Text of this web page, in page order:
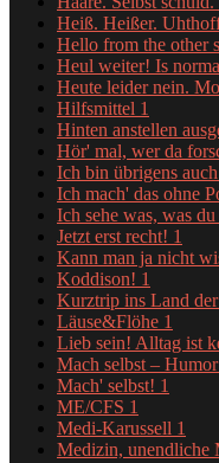
Heiß. Heißer.
Hello from the other
Heul weiter! Is
Heute leider nein.
Hilfsmittel 1
Hinten anstellen
Hör' mal, wer da
Ich bin übrigens
Ich mach' das ohne
Ich sehe was, was
Jetzt erst recht! 1
Kann man ja nicht
Koddison! 1
Kurztrip ins Land der
Läuse&Flöhe 1
Lieb sein! Alltag ist
Mach selbst –
Mach' selbst! 1
ME/CFS 1
Medi-Karussell 1
Medizin, unendliche